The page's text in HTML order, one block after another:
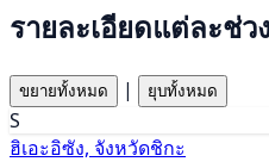
รายละเอียดแต่ละช่วง
ขยายทั้งหมด | ยุบทั้งหมด
S
ฮิเอะอิซัง, จังหวัดชิกะ